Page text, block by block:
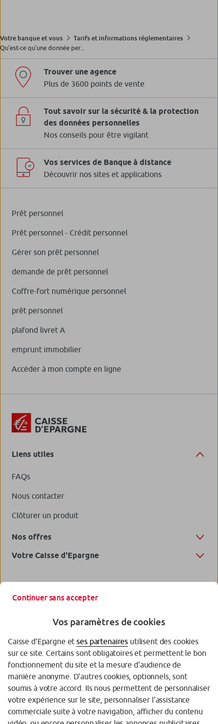
Votre banque et vous
Tarifs et informations réglementaires
Qu'est-ce qu'une donnée per...
Trouver une agence
Plus de 3600 points de vente
Tout savoir sur la sécurité & la protection
des données personnelles
Nos conseils pour être vigilant
Vos services de Banque à distance
Découvrir nos sites et applications
Prêt personnel
Prêt personnel - Crédit personnel
Gérer son prêt personnel
demande de prêt personnel
Coffre-fort numérique personnel
prêt personnel
plafond livret A
emprunt immobilier
Accéder à mon compte en ligne
Liens utiles
FAQs
Nous contacter
Clôturer un produit
Nos offres
Votre Caisse d'Epargne
Garantie des Dépôts
Protection de vos données personnelles
Politique cookies
Continuer sans accepter
Vos paramètres de cookies
Caisse d'Epargne etses partenaires utilisent des cookies
sur ce site. Certains sont obligatoires et permettent le bon
fonctionnement du site et la mesure d'audience de
manière anonyme. D'autres cookies, optionnels, sont
soumis à votre accord. Ils nous permettent de personnaliser
votre expérience sur le site, personnaliser l'assistance
commerciale suite à votre navigation, afficher du contenu